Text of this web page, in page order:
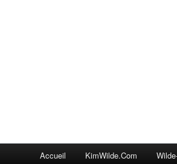
Accueil KimWilde.com